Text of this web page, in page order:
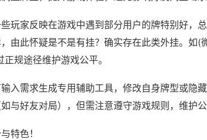
玩家反映在游戏中遇到部分用户的牌特别好，
由此怀疑是不是有挂？确实存在此类外挂。如(
规途径维护游戏公平。
入需求生成专用辅助工具，修改自身牌型或隐
与好友对局），但需注意遵守游戏规则，维护公
特色！